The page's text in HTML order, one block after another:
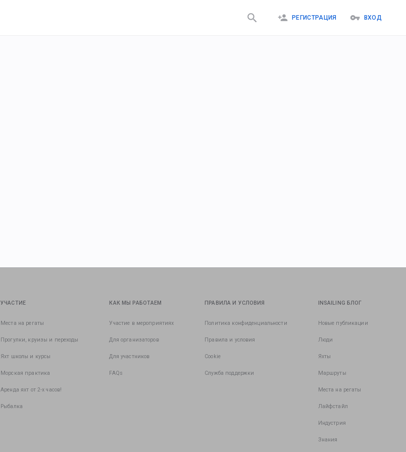
РЕГИСТРАЦИЯ ВХОД
УЧАСТИЕ
Места на регаты
Прогулки, круизы и переходы
Яхт школы и курсы
Морская практика
Аренда яхт от 2-х часов!
Рыбалка
КАК МЫ РАБОТАЕМ
Участие в мероприятиях
Для организаторов
Для участников
FAQs
ПРАВИЛА И УСЛОВИЯ
Политика конфиденциальности
Правила и условия
Cookie
Служба поддержки
INSAILING БЛОГ
Новые публикации
Люди
Яхты
Маршруты
Места на регаты
Лайфстайл
Индустрия
Знания